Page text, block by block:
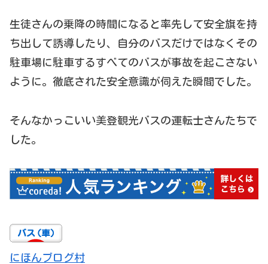
生徒さんの乗降の時間になると率先して安全旗を持
ち出して誘導したり、自分のバスだけではなくその
駐車場に駐車するすべてのバスが事故を起こさない
ように。徹底された安全意識が伺えた瞬間でした。
そんなかっこいい美登観光バスの運転士さんたちで
した。
にほんブログ村